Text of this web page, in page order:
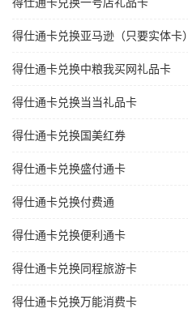
得仕通卡兑换亚马逊（只要实体卡）
得仕通卡兑换中粮我买网礼品卡
得仕通卡兑换当当礼品卡
得仕通卡兑换国美红券
得仕通卡兑换盛付通卡
得仕通卡兑换付费通
得仕通卡兑换便利通卡
得仕通卡兑换同程旅游卡
得仕通卡兑换万能消费卡